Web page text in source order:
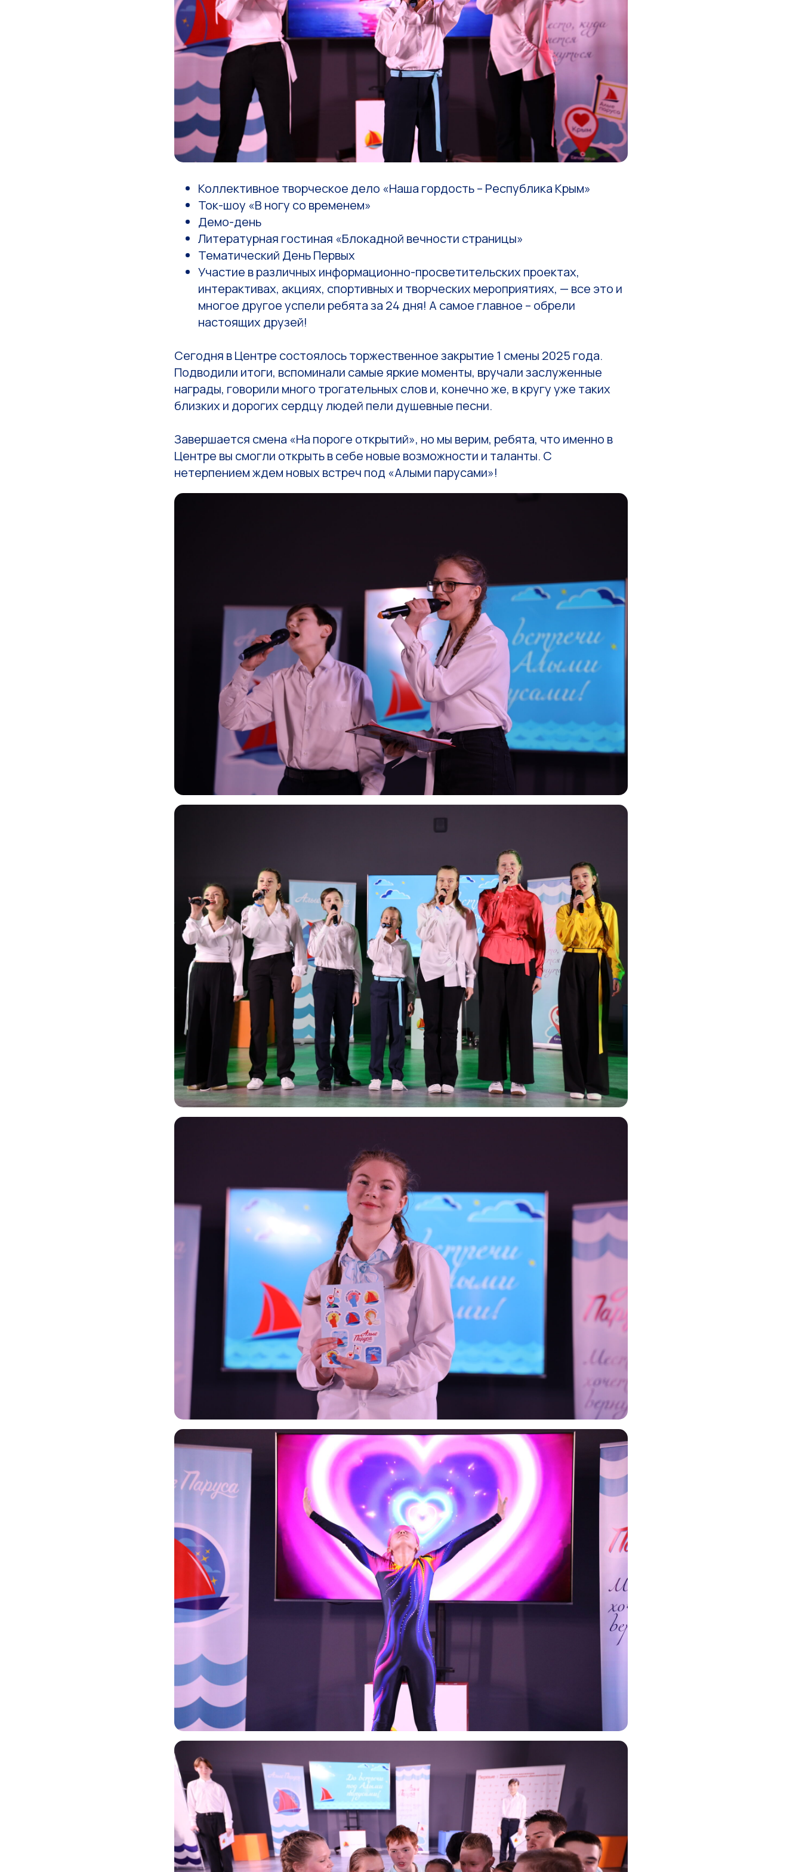
Коллективное творческое дело «Наша гордость – Республика Крым»
Ток-шоу «В ногу со временем»
Демо-день
Литературная гостиная «Блокадной вечности страницы»
Тематический День Первых
Участие в различных информационно-просветительских проектах,
интерактивах, акциях, спортивных и творческих мероприятиях, — все это и
многое другое успели ребята за 24 дня! А самое главное – обрели
настоящих друзей!
Сегодня в Центре состоялось торжественное закрытие 1 смены 2025 года.
Подводили итоги, вспоминали самые яркие моменты, вручали заслуженные
награды, говорили много трогательных слов и, конечно же, в кругу уже таких
близких и дорогих сердцу людей пели душевные песни.
Завершается смена «На пороге открытий», но мы верим, ребята, что именно в
Центре вы смогли открыть в себе новые возможности и таланты. С
нетерпением ждем новых встреч под «Алыми парусами»!